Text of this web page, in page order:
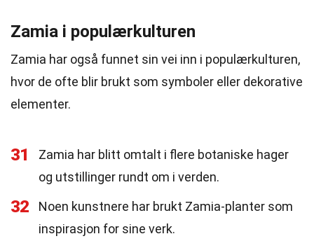
Zamia i populærkulturen
Zamia har også funnet sin vei inn i populærkulturen,
hvor de ofte blir brukt som symboler eller dekorative
elementer.
31
Zamia har blitt omtalt i flere botaniske hager
og utstillinger rundt om i verden.
32
Noen kunstnere har brukt Zamia-planter som
inspirasjon for sine verk.